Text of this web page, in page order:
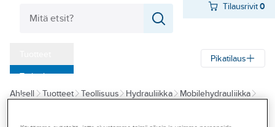
Tilausrivit 0
‎Tarjoukset
Myymälät
Pikatilaus
Ahlsell Tuotteet Teollisuus Hydrauliikka
Mobilehydrauliikka